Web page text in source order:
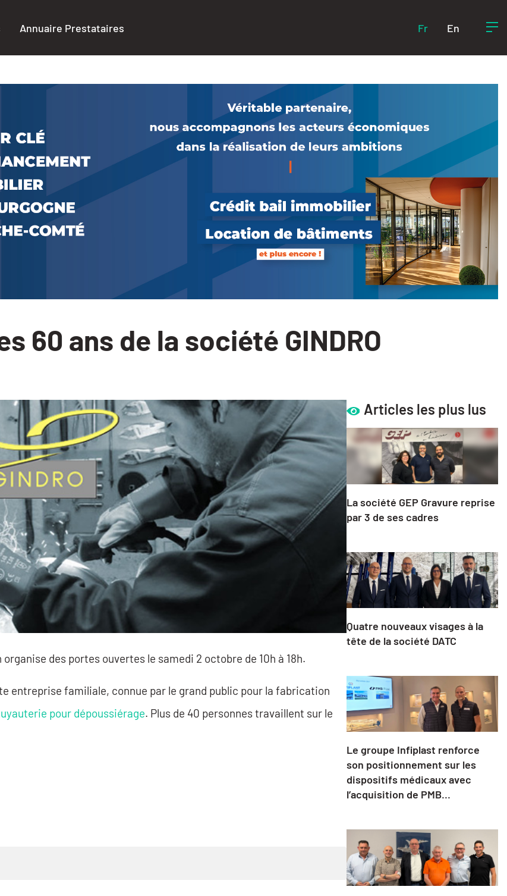
Annuaire Prestataires Fr En
60 ans de la société GINDRO
des portes ouvertes le samedi 2 octobre de 10h à 18h.
entreprise familiale, connue par le grand public pour la fabrication
pour dépoussiérage. Plus de 40 personnes travaillent sur le
Articles les plus lus
La société GEP Gravure reprise
par 3 de ses cadres
Quatre nouveaux visages à la
tête de la société DATC
Le groupe Infiplast renforce
son positionnement sur les
dispositifs médicaux avec
l’acquisition de PMB...